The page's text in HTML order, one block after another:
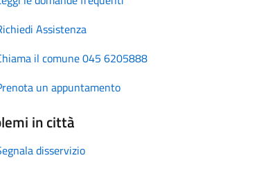
Assistenza
il comune 045 6205888
un appuntamento
in città
disservizio